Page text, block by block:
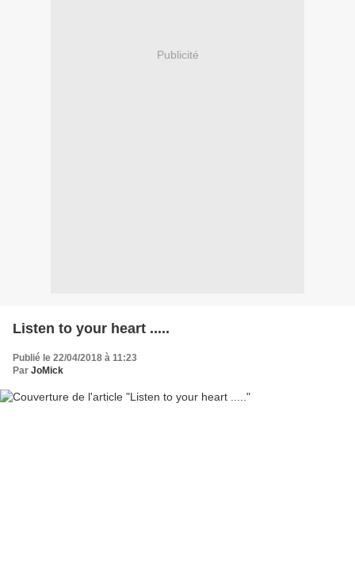
Publicité
Listen to your heart .....
Publié le 22/04/2018 à 11:23
Par JoMick